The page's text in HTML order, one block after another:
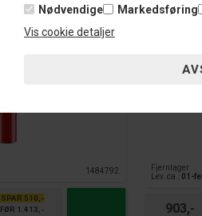
Nødvendige Markedsføring
Vis cookie detaljer
1484792
SPAR 510,-
FØR 1.413,-
Fjernlager
Lev. ca.: 01-
903,-